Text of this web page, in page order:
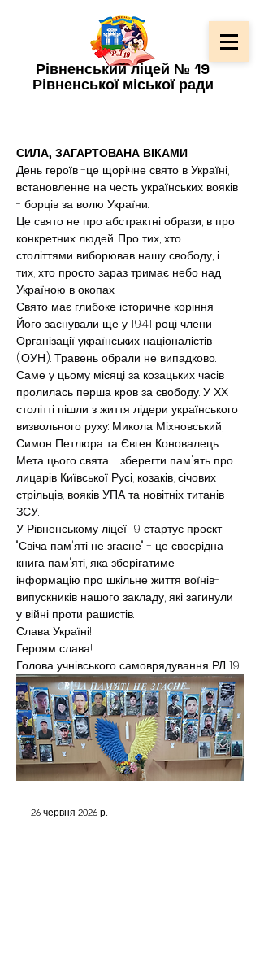
Рівненський ліцей № 19
Рівненської міської ради
СИЛА, ЗАГАРТОВАНА ВІКАМИ
День героїв -це щорічне свято в Україні,
встановленне на честь українських вояків
- борців за волю України.
Це свято не про абстрактні образи, в про
конкретних людей. Про тих, хто
століттями виборював нашу свободу, і
тих, хто просто зараз тримає небо над
Україною в окопах.
Свято має глибоке історичне коріння.
Його заснували ще у 1941 році члени
Організації українських націоналістів
(ОУН). Травень обрали не випадково.
Саме у цьому місяці за козацьких часів
пролилась перша кров за свободу. У ХХ
столітті пішли з життя лідери українського
визвольного руху: Микола Міхновський,
Симон Петлюра та Євген Коновалець.
Мета цього свята - зберегти пам'ять про
лицарів Київської Русі, козаків, січових
стрільців, вояків УПА та новітніх титанів
ЗСУ.
У Рівненському ліцеї 19 стартує проєкт
"Свіча пам'яті не згасне" - це своєрідна
книга пам'яті, яка зберігатиме
інформацію про шкільне життя воїнів-
випускників нашого закладу, які загинули
у війні проти рашистів.
Слава Україні!
Героям слава!
Голова учнівського самоврядування РЛ 19
26 червня 2026 р.